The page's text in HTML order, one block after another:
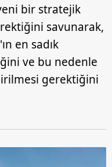
Bilgilendirme
Kanunu uyarınca
okumak ve sitemizde
çerezlerle ilgili bilgi
bir stratejik
savunarak,
en sadık
ve bu nedenle
gerektiğini